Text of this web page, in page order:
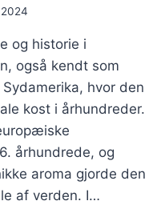
og historie i
også kendt som
hvor den
kost i århundreder.
århundrede, og
aroma gjorde den
af verden. I…